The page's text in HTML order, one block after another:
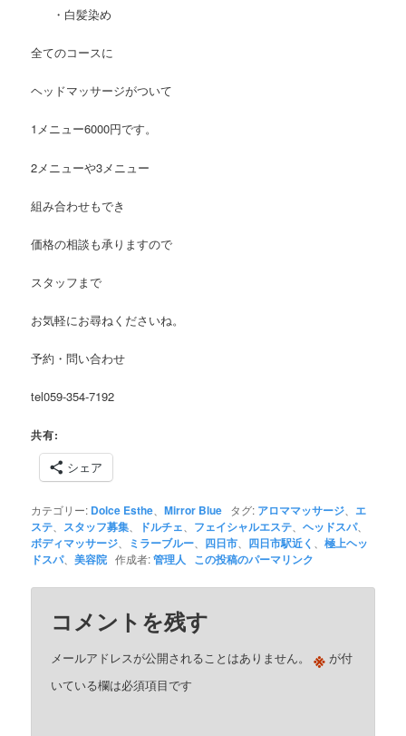
・白髪染め
全てのコースに
ヘッドマッサージがついて
1メニュー6000円です。
2メニューや3メニュー
組み合わせもでき
価格の相談も承りますので
スタッフまで
お気軽にお尋ねくださいね。
予約・問い合わせ
tel059-354-7192
共有:
シェア
カテゴリー: Dolce Esthe、Mirror Blue タグ: アロママッサージ、 エ
ステ、 スタッフ募集、 ドルチェ、 フェイシャルエステ、ヘッドスパ、
ボディマッサージ、 ミラーブルー、 四日市、 四日市駅近く 、極上ヘッ
ドスパ、美容院 作成者:管理人 この投稿のパーマリンク
コメントを残す
メールアドレスが公開されることはありません。 ※ が付
いている欄は必須項目です